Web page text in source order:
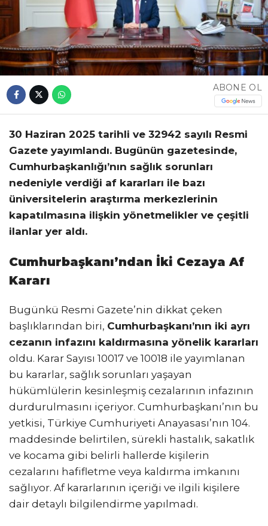
ABONE OL
30 Haziran 2025 tarihli ve 32942 sayılı Resmi
Gazete yayımlandı. Bugünün gazetesinde,
Cumhurbaşkanlığı’nın sağlık sorunları
nedeniyle verdiği af kararları ile bazı
üniversitelerin araştırma merkezlerinin
kapatılmasına ilişkin yönetmelikler ve çeşitli
ilanlar yer aldı.
Cumhurbaşkanı’ndan İki Cezaya Af
Kararı
Bugünkü Resmi Gazete’nin dikkat çeken
başlıklarından biri, Cumhurbaşkanı’nın iki ayrı
cezanın infazını kaldırmasına yönelik kararları
oldu. Karar Sayısı 10017 ve 10018 ile yayımlanan
bu kararlar, sağlık sorunları yaşayan
hükümlülerin kesinleşmiş cezalarının infazının
durdurulmasını içeriyor. Cumhurbaşkanı’nın bu
yetkisi, Türkiye Cumhuriyeti Anayasası’nın 104.
maddesinde belirtilen, sürekli hastalık, sakatlık
ve kocama gibi belirli hallerde kişilerin
cezalarını hafifletme veya kaldırma imkanını
sağlıyor. Af kararlarının içeriği ve ilgili kişilere
dair detaylı bilgilendirme yapılmadı.